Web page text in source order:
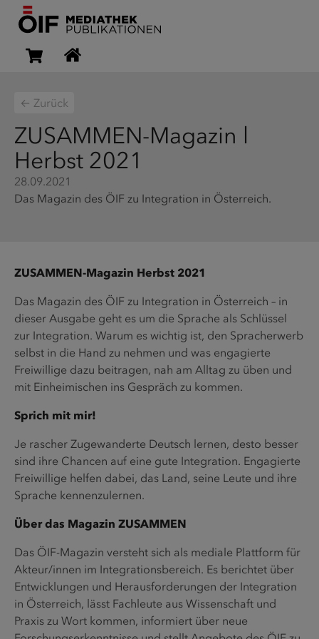
← Zurück
ZUSAMMEN-Magazin l
Herbst 2021
28.09.2021
Das Magazin des ÖIF zu Integration in Österreich.
ZUSAMMEN-Magazin Herbst 2021
Das Magazin des ÖIF zu Integration in Österreich – in
dieser Ausgabe geht es um die Sprache als Schlüssel
zur Integration. Warum es wichtig ist, den Spracherwerb
selbst in die Hand zu nehmen und was engagierte
Freiwillige dazu beitragen, nah am Alltag zu üben und
mit Einheimischen ins Gespräch zu kommen.
Sprich mit mir!
Je rascher Zugewanderte Deutsch lernen, desto besser
sind ihre Chancen auf eine gute Integration. Engagierte
Freiwillige helfen dabei, das Land, seine Leute und ihre
Sprache kennenzulernen.
Über das Magazin ZUSAMMEN
Das ÖIF-Magazin versteht sich als mediale Plattform für
Akteur/innen im Integrationsbereich. Es berichtet über
Entwicklungen und Herausforderungen der Integration
in Österreich, lässt Fachleute aus Wissenschaft und
Praxis zu Wort kommen, informiert über neue